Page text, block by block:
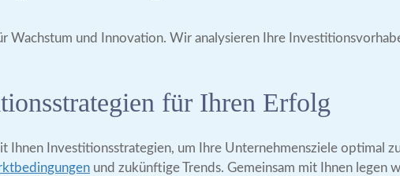
Wachstum und Innovation. Wir analysieren Ihre
für Ihren Erfolg
Ihnen Investitionsstrategien, um Ihre Unternehmensziele optimal
und zukünftige Trends. Gemeinsam mit Ihnen legen